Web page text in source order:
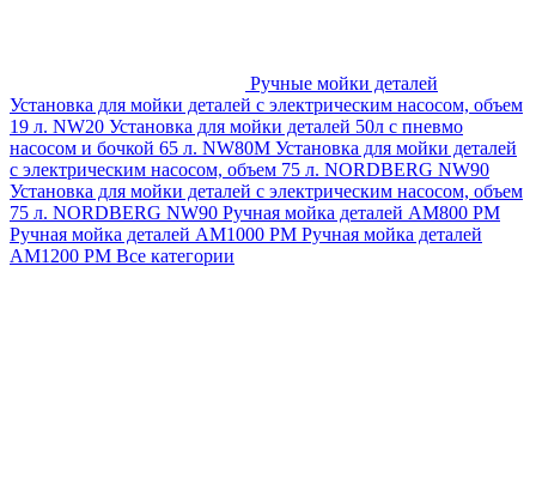
Ручные мойки деталей
Установка для мойки деталей с электрическим насосом, объем
19 л. NW20 Установка для мойки деталей 50л с пневмо
насосом и бочкой 65 л. NW80M Установка для мойки деталей
с электрическим насосом, объем 75 л. NORDBERG NW90
Установка для мойки деталей с электрическим насосом, объем
75 л. NORDBERG NW90 Ручная мойка деталей АМ800 РМ
Ручная мойка деталей АМ1000 РМ Ручная мойка деталей
АМ1200 РМ Все категории